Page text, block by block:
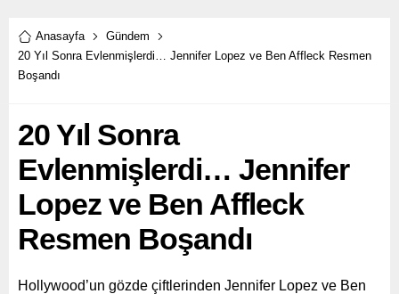
Anasayfa
Gündem
20 Yıl Sonra Evlenmişlerdi… Jennifer Lopez ve Ben Affleck Resmen
Boşandı
20 Yıl Sonra
Evlenmişlerdi… Jennifer
Lopez ve Ben Affleck
Resmen Boşandı
Hollywood’un gözde çiftlerinden Jennifer Lopez ve Ben